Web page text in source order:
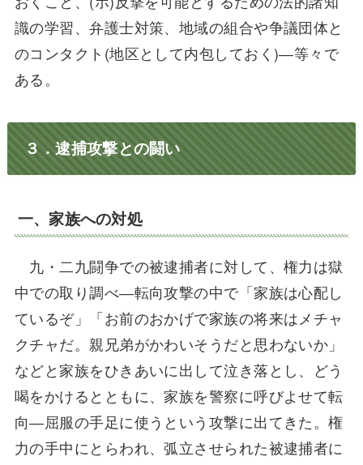
識の学習、弁護士対策、地域の組合や争議団体と
のコンタクト(地区として内包しておく)―等々で
ある。
３．逮捕攻撃との闘い
一、家族への対処
九・二九闘争での被逮捕者に対して、権力は獄
中での取り調べ―転向攻撃の中で「家族は心配し
ているぞ」「お前のおかげで家族の将来はメチャ
クチャだ。親兄弟がかわいそうだと思わないか」
などと家族をひきあいに出して泣き落とし、どう
喝をかけるとともに、家族を警察に呼びよせて転
向―屈服の手足に使うという攻撃に出てきた。権
力の手中にとらわれ、弧立させられた被逮捕者に